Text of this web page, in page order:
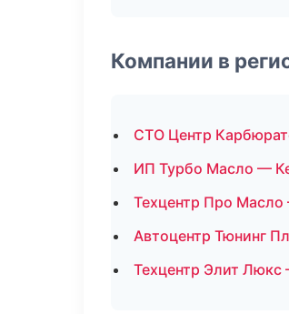
Компании в
СТО Центр
ИП Турбо Масло —
Техцентр Про
Автоцентр Тюнинг
Техцентр Элит